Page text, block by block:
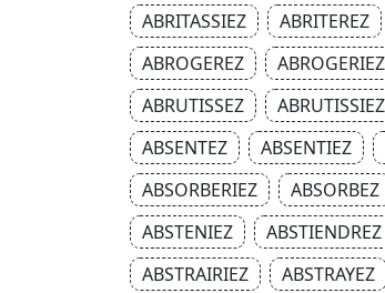
ABRITASSIEZ
ABRITEREZ
ABROGEREZ
ABROGERIEZ
ABRUTISSEZ
ABRUTISSIEZ
ABSENTEZ
ABSENTIEZ
ABSORBERIEZ
ABSORBEZ
ABSTENIEZ
ABSTIENDREZ
ABSTRAIRIEZ
ABSTRAYEZ